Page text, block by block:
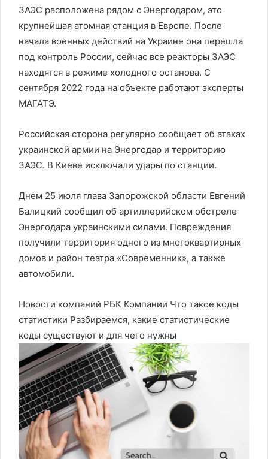
ЗАЭС расположена рядом с Энергодаром, это
крупнейшая атомная станция в Европе. После
начала военных действий на Украине она перешла
под контроль России, сейчас все реакторы ЗАЭС
находятся в режиме холодного останова. С
сентября 2022 года на объекте работают эксперты
МАГАТЭ.
Российская сторона регулярно сообщает об атаках
украинской армии на Энергодар и территорию
ЗАЭС. В Киеве исключали удары по станции.
Днем 25 июля глава Запорожской области Евгений
Балицкий сообщил об артиллерийском обстреле
Энергодара украинскими силами. Повреждения
получили территория одного из многоквартирных
домов и район театра «Современник», а также
автомобили.
Новости компаний РБК Компании Что такое коды
статистики Разбираемся, какие статистические
коды существуют и для чего нужны